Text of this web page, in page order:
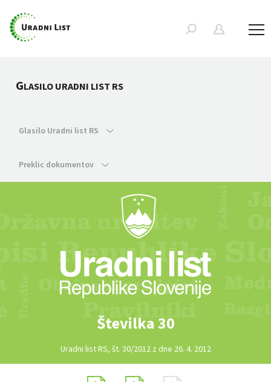
GLASILO URADNI LIST RS
Glasilo Uradni list RS
Preklic dokumentov
Številka 30
Uradni list RS, št. 30/2012 z dne 26. 4. 2012